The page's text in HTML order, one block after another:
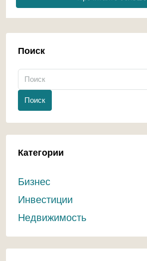
Поиск
Поиск
Категории
Бизнес
Инвестиции
Недвижимость